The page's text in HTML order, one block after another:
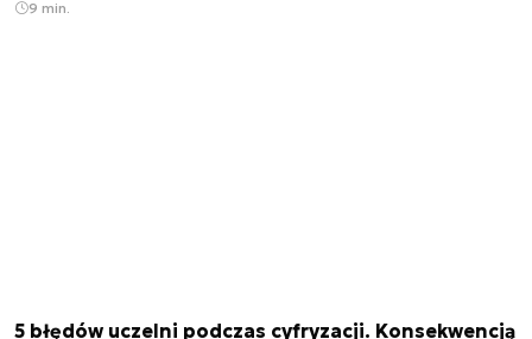
9 min.
5 błędów uczelni podczas cyfryzacji. Konsekwencją